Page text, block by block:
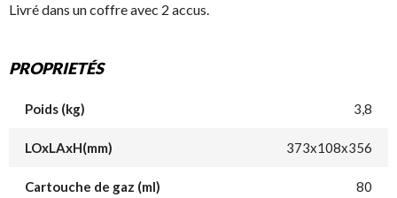
Livré dans un coffre avec 2 accus.
PROPRIETÉS
Poids (kg) 3,8
LOxLAxH(mm) 373x108x356
Cartouche de gaz (ml) 80